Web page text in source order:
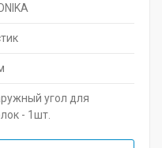
угол для
- 1шт.